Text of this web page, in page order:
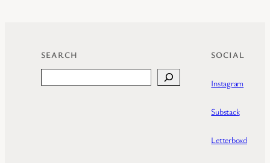
SEARCH SOCIAL
Instagram
Substack
Letterboxd